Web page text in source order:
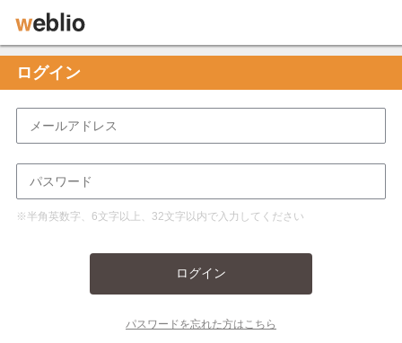
ログイン
※半角英数字、6文字以上、32文字以内で入力してください
ログイン
パスワードを忘れた方はこちら